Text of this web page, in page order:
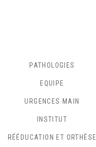
PATHOLOGIES
EQUIPE
URGENCES MAIN
INSTITUT
RÉÉDUCATION ET ORTHÈSE